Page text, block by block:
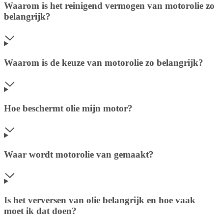
Waarom is het reinigend vermogen van motorolie zo
belangrijk?
Waarom is de keuze van motorolie zo belangrijk?
Hoe beschermt olie mijn motor?
Waar wordt motorolie van gemaakt?
Is het verversen van olie belangrijk en hoe vaak
moet ik dat doen?